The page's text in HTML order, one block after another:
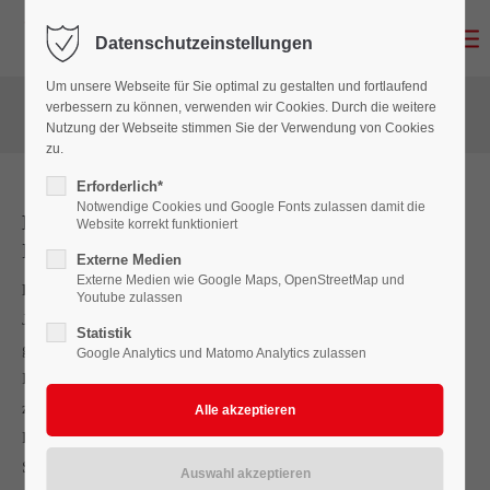
Login
Benutzername
Passwort
Register|Lost your password?
Lorem ipsum dolor sit amet:
Moderne Wohnräume neu gedacht –
Innenausbau aus Ennigerloh
Frische Raumkonzepte für mehr Wohnqualität und Stil
Jetzt ist der richtige Zeitpunkt, um Ihre Wohnräume neu zu
gestalten. Mit einem durchdachten Innenausbau eröffnen sich
Ihnen vielseitige Möglichkeiten, bestehende Räume funktional
zu optimieren und gleichzeitig optisch aufzuwerten. Ob neue
Raumaufteilungen, moderne Deckenlösungen oder clevere
Stauraumkonzepte – wir schaffen individuelle Lösungen, die
Datenschutzeinstellungen
Um unsere Webseite für Sie optimal zu gestalten und fortlaufend
verbessern zu können, verwenden wir Cookies. Durch die weitere
Nutzung der Webseite stimmen Sie der Verwendung von Cookies
zu.
Erforderlich*
Notwendige Cookies und Google Fonts zulassen damit die
Website korrekt funktioniert
Externe Medien
Externe Medien wie Google Maps, OpenStreetMap und
Youtube zulassen
Statistik
Google Analytics und Matomo Analytics zulassen